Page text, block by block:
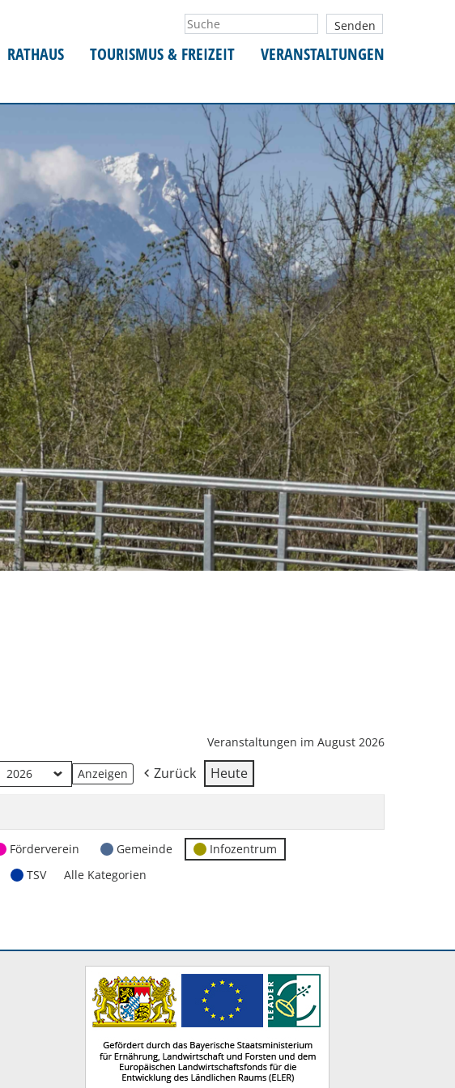
RATHAUS TOURISMUS & FREIZEIT VERANSTALTUNGEN
Veranstaltungen im August 2026
Zurück Heute
Förderverein Gemeinde
Infozentrum
TSV
Alle Kategorien